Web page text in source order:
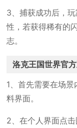
3、捕获成功后，
性，若获得稀有的
志。
洛克王国世界官
1、首先需要在场
料界面。
2、在个人界面点